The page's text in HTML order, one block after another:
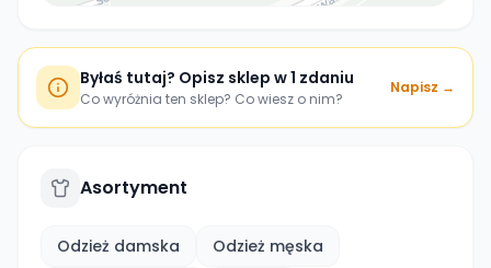
Byłaś tutaj? Opisz sklep w 1 zdaniu
Co wyróżnia ten sklep? Co wiesz o nim?
Napisz →
Asortyment
Odzież damska
Odzież męska